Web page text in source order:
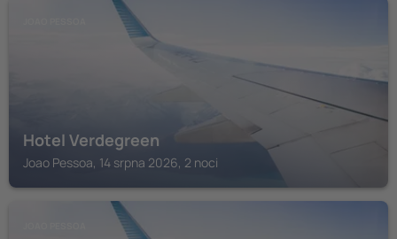
Hotel Verdegreen
Joao Pessoa, 14 srpna 2026, 2 noci